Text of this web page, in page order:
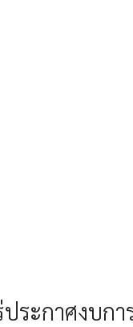
ระกาศงบก